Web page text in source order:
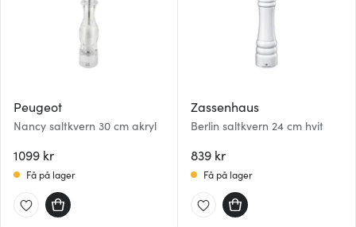
Peugeot
Nancy saltkvern 30 cm akryl
1099 kr
Få på lager
Zassenhaus
Berlin saltkvern 24 cm hvit
839 kr
Få på lager